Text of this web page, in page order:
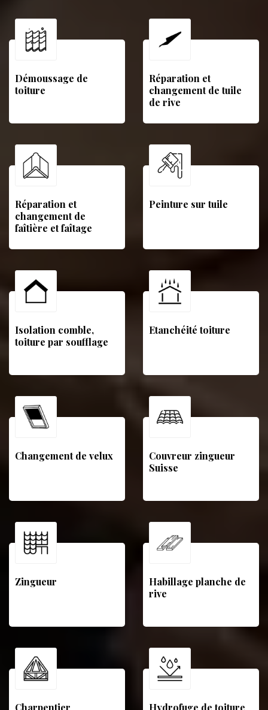
Démoussage de
toiture
Réparation et
changement de tuile
de rive
Réparation et
changement de
faîtière et faîtage
Peinture sur tuile
Isolation comble,
toiture par soufflage
Etanchéité toiture
Changement de velux
Couvreur zingueur
Suisse
Zingueur
Habillage planche de
rive
Charpentier Hydrofuge de toiture